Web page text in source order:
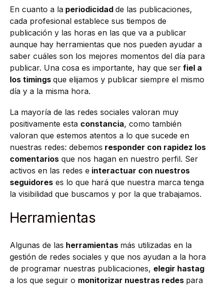
En cuanto a la periodicidad de las publicaciones,
cada profesional establece sus tiempos de
publicación y las horas en las que va a publicar
aunque hay herramientas que nos pueden ayudar a
saber cuáles son los mejores momentos del día para
publicar. Una cosa es importante, hay que ser fiel a
los timings que elijamos y publicar siempre el mismo
día y a la misma hora.
La mayoría de las redes sociales valoran muy
positivamente esta constancia, como también
valoran que estemos atentos a lo que sucede en
nuestras redes: debemos responder con rapidez los
comentarios que nos hagan en nuestro perfil. Ser
activos en las redes e interactuar con nuestros
seguidores es lo que hará que nuestra marca tenga
la visibilidad que buscamos y por la que trabajamos.
Herramientas
Algunas de las herramientas más utilizadas en la
gestión de redes sociales y que nos ayudan a la hora
de programar nuestras publicaciones, elegir hastag
a los que seguir o monitorizar nuestras redes para